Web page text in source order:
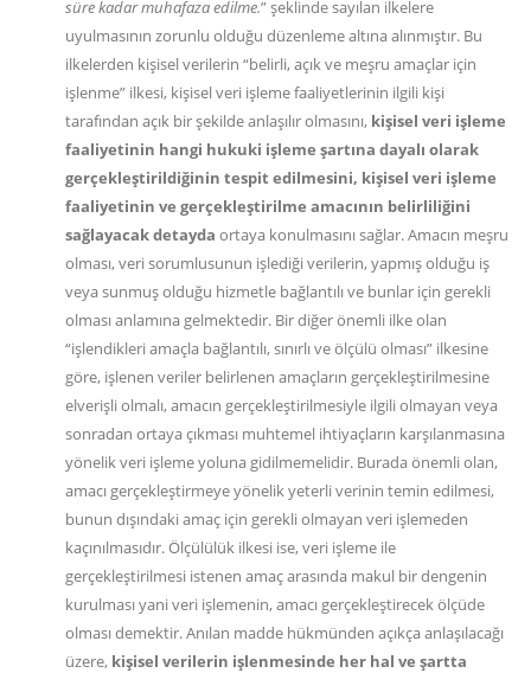
süre kadar muhafaza edilme.” şeklinde sayılan ilkelere
uyulmasının zorunlu olduğu düzenleme altına alınmıştır. Bu
ilkelerden kişisel verilerin “belirli, açık ve meşru amaçlar için
işlenme” ilkesi, kişisel veri işleme faaliyetlerinin ilgili kişi
tarafından açık bir şekilde anlaşılır olmasını, kişisel veri işleme
faaliyetinin hangi hukuki işleme şartına dayalı olarak
gerçekleştirildiğinin tespit edilmesini, kişisel veri işleme
faaliyetinin ve gerçekleştirilme amacının belirliliğini
sağlayacak detayda ortaya konulmasını sağlar. Amacın meşru
olması, veri sorumlusunun işlediği verilerin, yapmış olduğu iş
veya sunmuş olduğu hizmetle bağlantılı ve bunlar için gerekli
olması anlamına gelmektedir. Bir diğer önemli ilke olan
“işlendikleri amaçla bağlantılı, sınırlı ve ölçülü olması” ilkesine
göre, işlenen veriler belirlenen amaçların gerçekleştirilmesine
elverişli olmalı, amacın gerçekleştirilmesiyle ilgili olmayan veya
sonradan ortaya çıkması muhtemel ihtiyaçların karşılanmasına
yönelik veri işleme yoluna gidilmemelidir. Burada önemli olan,
amacı gerçekleştirmeye yönelik yeterli verinin temin edilmesi,
bunun dışındaki amaç için gerekli olmayan veri işlemeden
kaçınılmasıdır. Ölçülülük ilkesi ise, veri işleme ile
gerçekleştirilmesi istenen amaç arasında makul bir dengenin
kurulması yani veri işlemenin, amacı gerçekleştirecek ölçüde
olması demektir. Anılan madde hükmünden açıkça anlaşılacağı
üzere, kişisel verilerin işlenmesinde her hal ve şartta